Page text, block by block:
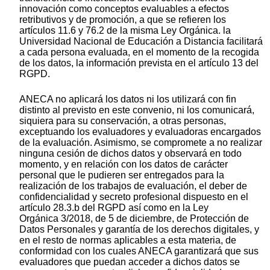
innovación como conceptos evaluables a efectos
retributivos y de promoción, a que se refieren los
artículos 11.6 y 76.2 de la misma Ley Orgánica. la
Universidad Nacional de Educación a Distancia facilitará
a cada persona evaluada, en el momento de la recogida
de los datos, la información prevista en el artículo 13 del
RGPD.
ANECA no aplicará los datos ni los utilizará con fin
distinto al previsto en este convenio, ni los comunicará,
siquiera para su conservación, a otras personas,
exceptuando los evaluadores y evaluadoras encargados
de la evaluación. Asimismo, se compromete a no realizar
ninguna cesión de dichos datos y observará en todo
momento, y en relación con los datos de carácter
personal que le pudieren ser entregados para la
realización de los trabajos de evaluación, el deber de
confidencialidad y secreto profesional dispuesto en el
artículo 28.3.b del RGPD así como en la Ley
Orgánica 3/2018, de 5 de diciembre, de Protección de
Datos Personales y garantía de los derechos digitales, y
en el resto de normas aplicables a esta materia, de
conformidad con los cuales ANECA garantizará que sus
evaluadores que puedan acceder a dichos datos se